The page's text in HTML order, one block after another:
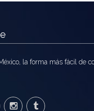
la forma más fácil de